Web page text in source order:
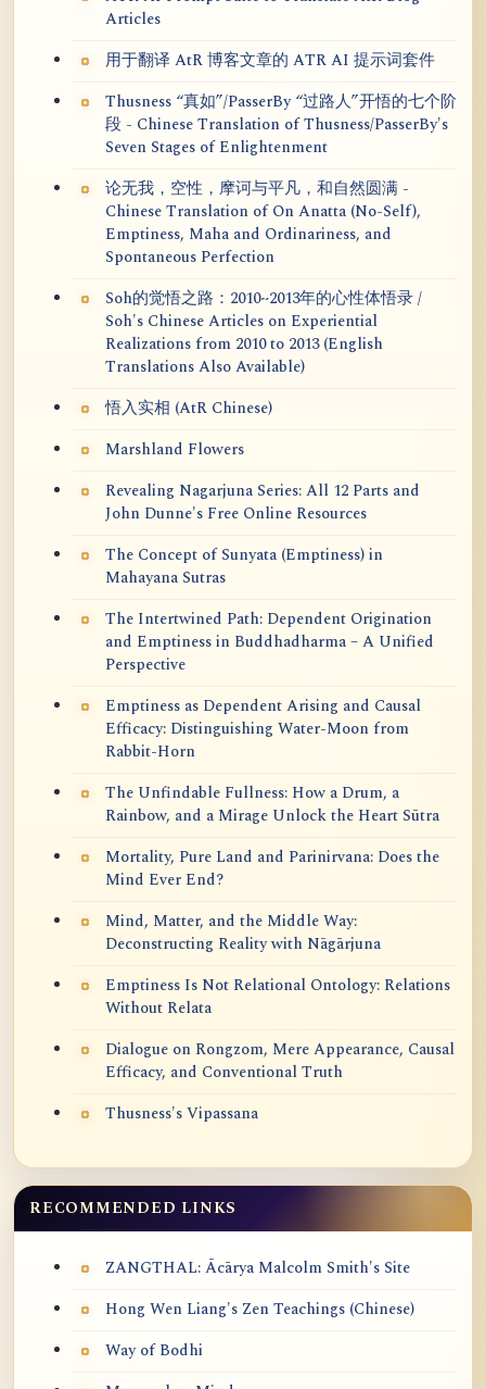
Articles
用于翻译 AtR 博客文章的 ATR AI 提示词套件
Thusness “真如”/PasserBy “过路人”开悟的七个阶
段 - Chinese Translation of Thusness/PasserBy's
Seven Stages of Enlightenment
论无我，空性，摩诃与平凡，和自然圆满 -
Chinese Translation of On Anatta (No-Self),
Emptiness, Maha and Ordinariness, and
Spontaneous Perfection
Soh的觉悟之路：2010~2013年的心性体悟录 /
Soh's Chinese Articles on Experiential
Realizations from 2010 to 2013 (English
Translations Also Available)
悟入实相 (AtR Chinese)
Marshland Flowers
Revealing Nagarjuna Series: All 12 Parts and
John Dunne's Free Online Resources
The Concept of Sunyata (Emptiness) in
Mahayana Sutras
The Intertwined Path: Dependent Origination
and Emptiness in Buddhadharma – A Unified
Perspective
Emptiness as Dependent Arising and Causal
Efficacy: Distinguishing Water-Moon from
Rabbit-Horn
The Unfindable Fullness: How a Drum, a
Rainbow, and a Mirage Unlock the Heart Sūtra
Mortality, Pure Land and Parinirvana: Does the
Mind Ever End?
Mind, Matter, and the Middle Way:
Deconstructing Reality with Nāgārjuna
Emptiness Is Not Relational Ontology: Relations
Without Relata
Dialogue on Rongzom, Mere Appearance, Causal
Efficacy, and Conventional Truth
Thusness's Vipassana
RECOMMENDED LINKS
ZANGTHAL: Ācārya Malcolm Smith's Site
Hong Wen Liang's Zen Teachings (Chinese)
Way of Bodhi